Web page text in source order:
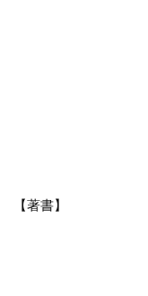
【著書】